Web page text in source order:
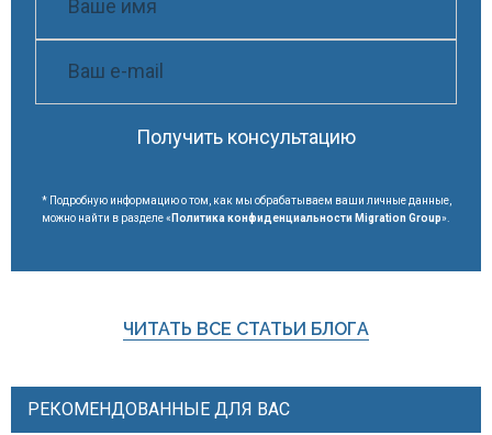
Получить консультацию
* Подробную информацию о том, как мы обрабатываем ваши личные данные,
можно найти в разделе « Политика конфиденциальности Migration Group».
ЧИТАТЬ ВСЕ СТАТЬИ БЛОГА
РЕКОМЕНДОВАННЫЕ ДЛЯ ВАС